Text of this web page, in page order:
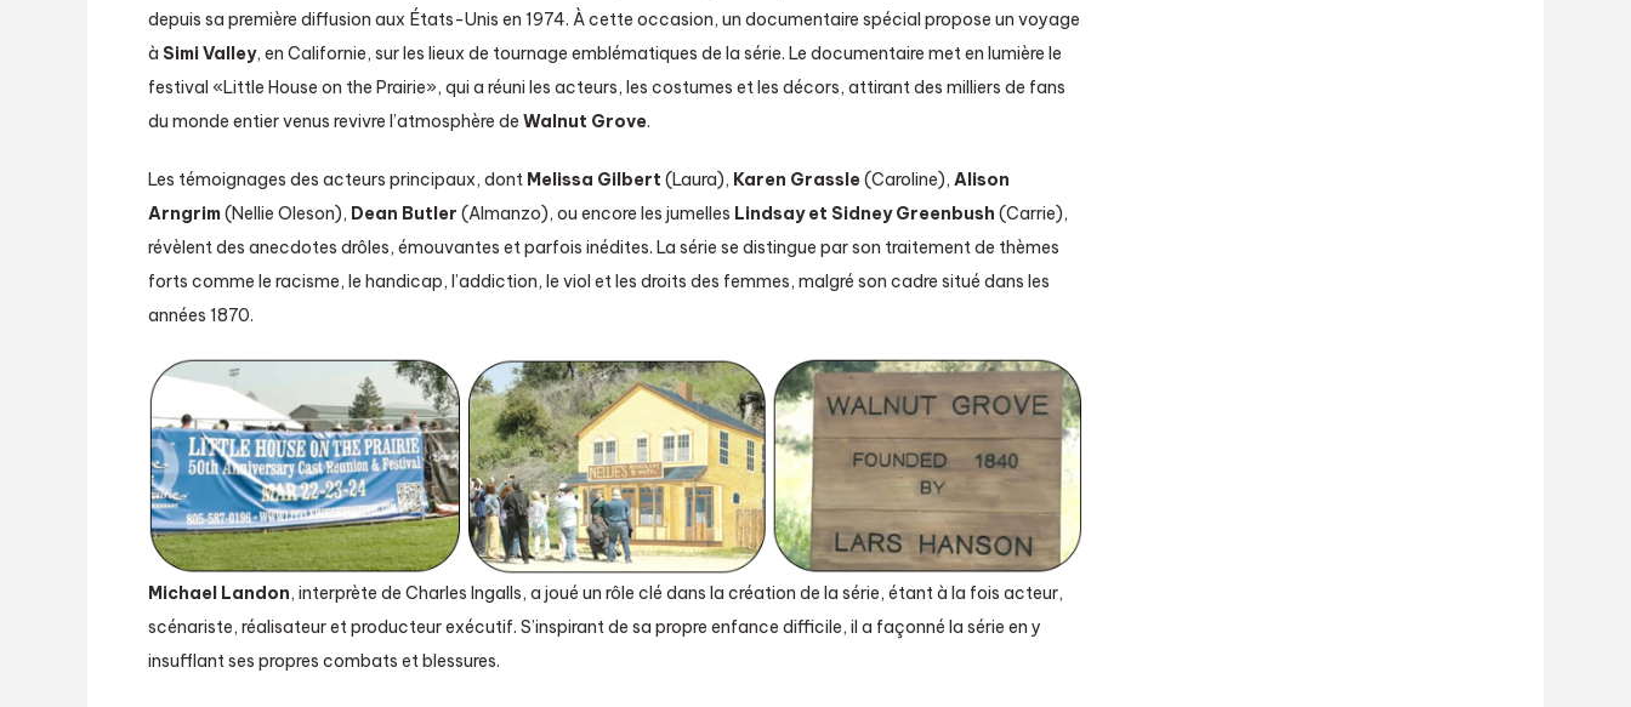
depuis sa première diffusion aux États-Unis en 1974. À cette occasion, un documentaire spécial propose un voyage
à Simi Valley, en Californie, sur les lieux de tournage emblématiques de la série. Le documentaire met en lumière le
festival «Little House on the Prairie», qui a réuni les acteurs, les costumes et les décors, attirant des milliers de fans
du monde entier venus revivre l’atmosphère de Walnut Grove.
Les témoignages des acteurs principaux, dont Melissa Gilbert (Laura), Karen Grassle(Caroline), Alison
Arngrim(Nellie Oleson), Dean Butler (Almanzo), ou encore les jumelles Lindsay et Sidney Greenbush (Carrie),
révèlent des anecdotes drôles, émouvantes et parfois inédites. La série se distingue par son traitement de thèmes
forts comme le racisme, le handicap, l’addiction, le viol et les droits des femmes, malgré son cadre situé dans les
années 1870.
Michael Landon, interprète de Charles Ingalls, a joué un rôle clé dans la création de la série, étant à la fois acteur,
scénariste, réalisateur et producteur exécutif. S’inspirant de sa propre enfance difficile, il a façonné la série en y
insufflant ses propres combats et blessures.